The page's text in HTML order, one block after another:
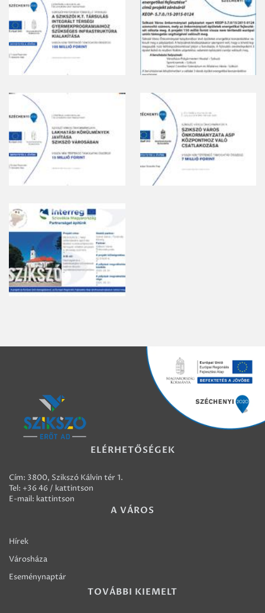
ELÉRHETŐSÉGEK
Cím: 3800, Szikszó Kálvin tér 1.
Tel: +36 46 / kattintson
E-mail: kattintson
A VÁROS
Hírek
Városháza
Eseménynaptár
TOVÁBBI KIEMELT